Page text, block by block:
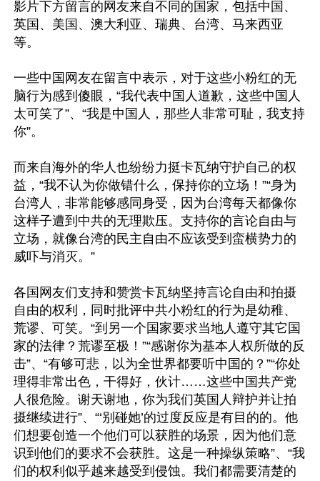
影片下方留言的网友来自不同的国家，包括中国、
英国、美国、澳大利亚、瑞典、台湾、马来西亚
等。
一些中国网友在留言中表示，对于这些小粉红的无
脑行为感到傻眼，“我代表中国人道歉，这些中国人
太可笑了”、“我是中国人，那些人非常可耻，我支持
你”。
而来自海外的华人也纷纷力挺卡瓦纳守护自己的权
益，“我不认为你做错什么，保持你的立场！”“身为
台湾人，非常能够感同身受，因为台湾每天都像你
这样子遭到中共的无理欺压。支持你的言论自由与
立场，就像台湾的民主自由不应该受到蛮横势力的
威吓与消灭。”
各国网友们支持和赞赏卡瓦纳坚持言论自由和拍摄
自由的权利，同时批评中共小粉红的行为是幼稚、
荒谬、可笑。“到另一个国家要求当地人遵守其它国
家的法律？荒谬至极！”“感谢你为基本人权所做的反
击”、“有够可悲，以为全世界都要听中国的？”“你处
理得非常出色，干得好，伙计……这些中国共产党
人很危险。谢天谢地，你为我们英国人辩护并让拍
摄继续进行”、“‘别碰她’的过度反应是有目的的。他
们想要创造一个他们可以获胜的场景，因为他们意
识到他们的要求不会获胜。这是一种操纵策略”、“我
们的权利似乎越来越受到侵蚀。我们都需要清楚的